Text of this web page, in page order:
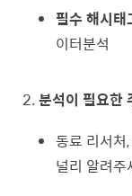
필수 해시태
이터분석
분석이 필요한
동료 리서처
널리 알려주